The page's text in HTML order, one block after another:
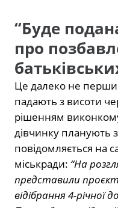
“Буде
про
Це далеко не
падають з висоти
рішенням
дівчинку планують
повідомляється на
міськради: “На
представили
відібрання 4-річної